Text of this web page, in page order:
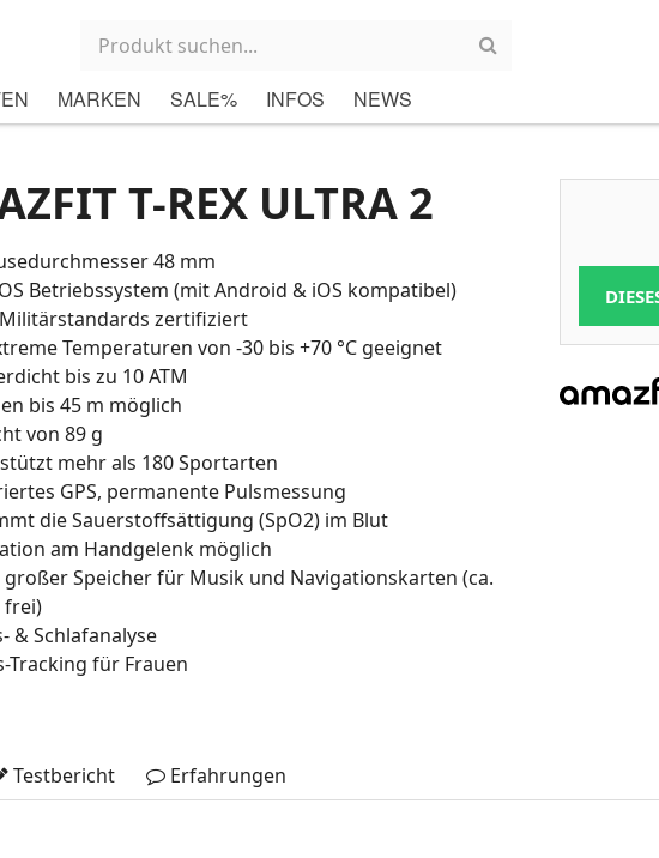
MARKEN SALE% INFOS NEWS
T-REX ULTRA 2
48 mm
Betriebssystem (mit Android & iOS kompatibel)
zertifiziert
Temperaturen von -30 bis +70 °C geeignet
bis zu 10 ATM
bis 45 m möglich
von 89 g
mehr als 180 Sportarten
GPS, permanente Pulsmessung
die Sauerstoffsättigung (SpO2) im Blut
am Handgelenk möglich
großer Speicher für Musik und Navigationskarten (ca.
frei)
& Schlafanalyse
Tracking für Frauen
Testbericht Erfahrungen